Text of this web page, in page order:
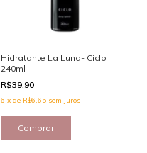
Hidratante La Luna- Ciclo
240ml
R$39,90
6 x de R$6,65 sem juros